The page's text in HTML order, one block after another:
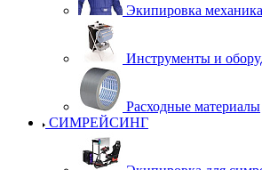
Экипировка механика
Инструменты и
Расходные материалы
СИМРЕЙСИНГ